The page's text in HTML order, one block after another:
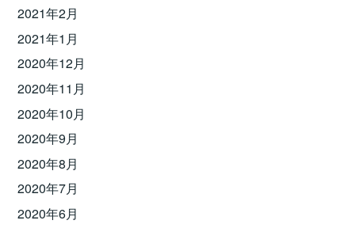
2021年2月
2021年1月
2020年12月
2020年11月
2020年10月
2020年9月
2020年8月
2020年7月
2020年6月